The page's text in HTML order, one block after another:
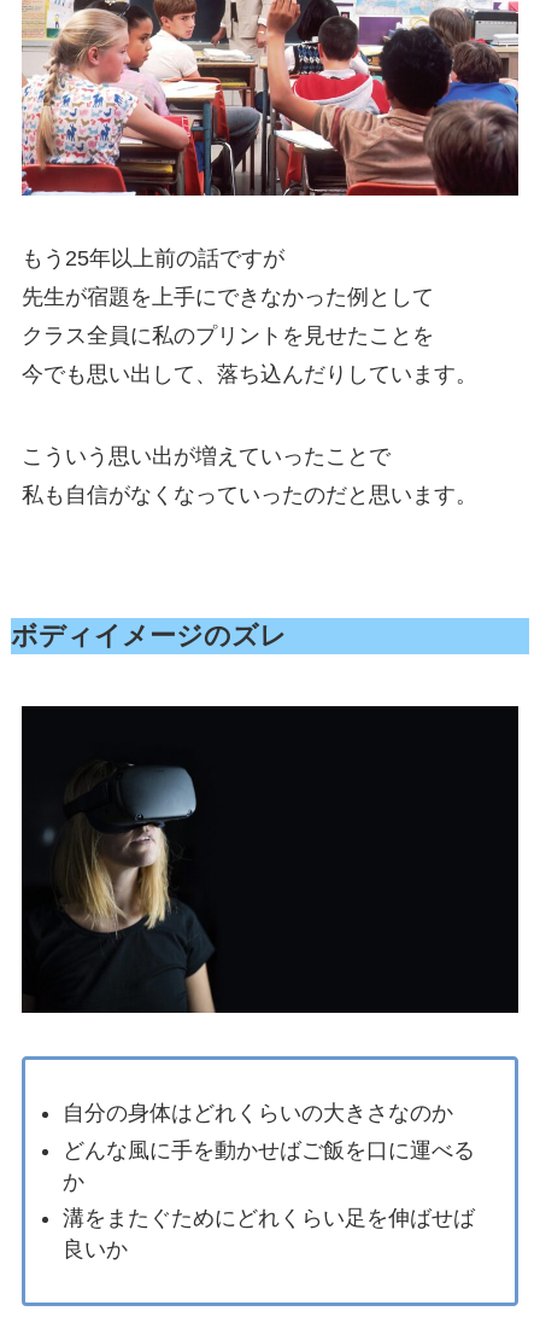
もう25年以上前の話ですが
先生が宿題を上手にできなかった例として
クラス全員に私のプリントを見せたことを
今でも思い出して、落ち込んだりしています。
こういう思い出が増えていったことで
私も自信がなくなっていったのだと思います。
ボディイメージのズレ
自分の身体はどれくらいの大きさなのか
どんな風に手を動かせばご飯を口に運べる
か
溝をまたぐためにどれくらい足を伸ばせば
良いか